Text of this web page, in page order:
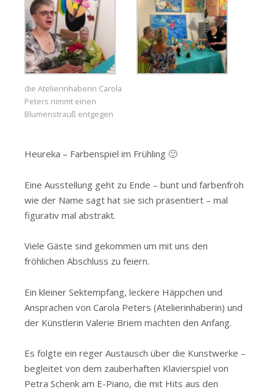
die Atelierinhaberin Carola
Peters nimmt einen
Blumenstrauß entgegen
Heureka – Farbenspiel im Frühling 🙂
Eine Ausstellung geht zu Ende – bunt und farbenfroh
wie der Name sagt hat sie sich präsentiert – mal
figurativ mal abstrakt.
Viele Gäste sind gekommen um mit uns den
fröhlichen Abschluss zu feiern.
Ein kleiner Sektempfang, leckere Häppchen und
Ansprachen von Carola Peters (Atelierinhaberin) und
der Künstlerin Valerie Briem machten den Anfang.
Es folgte ein reger Austausch über die Kunstwerke –
begleitet von dem zauberhaften Klavierspiel von
Petra Schenk am E-Piano, die mit Hits aus den